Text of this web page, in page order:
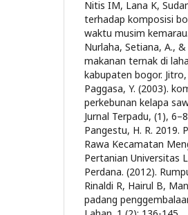
Nitis IM, Lana K,
terhadap komposisi
waktu musim
Nurlaha, Setiana, A.,
makanan ternak di
kabupaten bogor.
Paggasa, Y. (2003).
perkebunan kelapa
Jurnal Terpadu, (1),
Pangestu, H. R. 2019.
Rawa Kecamatan
Pertanian Universitas
Perdana. (2012).
Rinaldi R, Hairul B,
padang